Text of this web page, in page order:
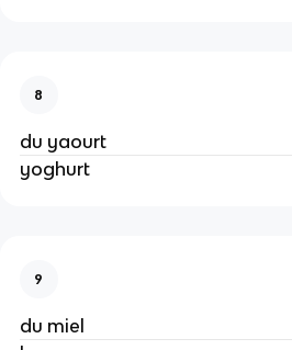
8
du yaourt
yoghurt
9
du miel